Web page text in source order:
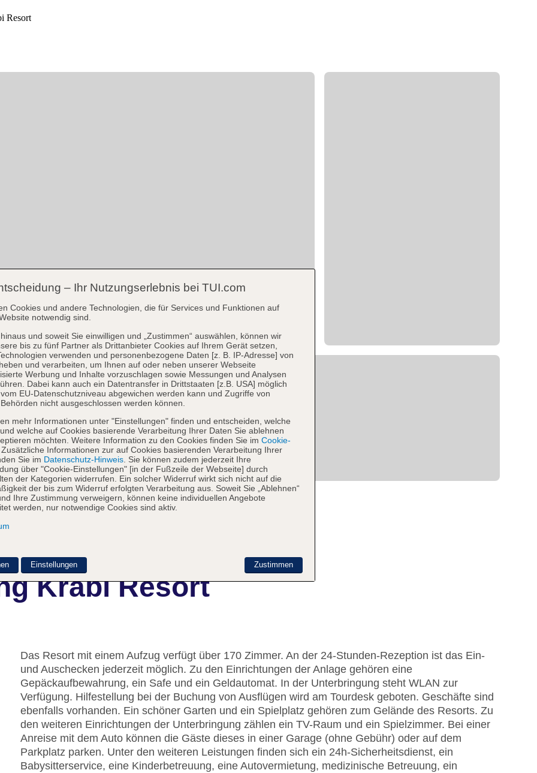
Krabi Resort
Das Resort mit einem Aufzug verfügt über 170 Zimmer. An der 24-Stunden-Rezeption ist das Ein-
und Auschecken jederzeit möglich. Zu den Einrichtungen der Anlage gehören eine
Gepäckaufbewahrung, ein Safe und ein Geldautomat. In der Unterbringung steht WLAN zur
Verfügung. Hilfestellung bei der Buchung von Ausflügen wird am Tourdesk geboten. Geschäfte sind
ebenfalls vorhanden. Ein schöner Garten und ein Spielplatz gehören zum Gelände des Resorts. Zu
den weiteren Einrichtungen der Unterbringung zählen ein TV-Raum und ein Spielzimmer. Bei einer
Anreise mit dem Auto können die Gäste dieses in einer Garage (ohne Gebühr) oder auf dem
Parkplatz parken. Unter den weiteren Leistungen finden sich ein 24h-Sicherheitsdienst, ein
Babysitterservice, eine Kinderbetreuung, eine Autovermietung, medizinische Betreuung, ein
– Ihr Nutzungserlebnis bei TUI.com
Cookies und andere Technologien, die für Services und Funktionen auf
notwendig sind.
und soweit Sie einwilligen und „Zustimmen“ auswählen, können wir
bis zu fünf Partner als Drittanbieter Cookies auf Ihrem Gerät setzen,
verwenden und personenbezogene Daten [z. B. IP-Adresse] von
und verarbeiten, um Ihnen auf oder neben unserer Webseite
Werbung und Inhalte vorzuschlagen sowie Messungen und Analysen
Dabei kann auch ein Datentransfer in Drittstaaten [z.B. USA] möglich
EU-Datenschutzniveau abgewichen werden kann und Zugriffe von
nicht ausgeschlossen werden können.
mehr Informationen unter "Einstellungen" finden und entscheiden, welche
welche auf Cookies basierende Verarbeitung Ihrer Daten Sie ablehnen
möchten. Weitere Information zu den Cookies finden Sie im Cookie-
. Zusätzliche Informationen zur auf Cookies basierenden Verarbeitung Ihrer
Sie im Datenschutz-Hinweis . Sie können zudem jederzeit Ihre
über "Cookie-Einstellungen" [in der Fußzeile der Webseite] durch
der Kategorien widerrufen. Ein solcher Widerruf wirkt sich nicht auf die
der bis zum Widerruf erfolgten Verarbeitung aus. Soweit Sie „Ablehnen“
Ihre Zustimmung verweigern, können keine individuellen Angebote
werden, nur notwendige Cookies sind aktiv.
Zustimmen
Einstellungen